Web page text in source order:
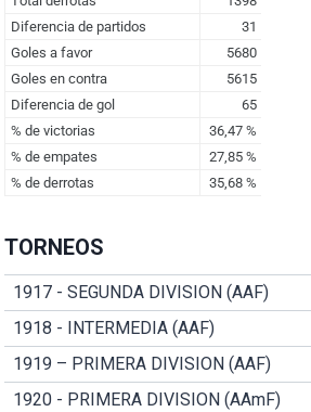
TORNEOS
1917 - SEGUNDA DIVISION (AAF)
1918 - INTERMEDIA (AAF)
1919 – PRIMERA DIVISION (AAF)
1920 - PRIMERA DIVISION (AAmF)